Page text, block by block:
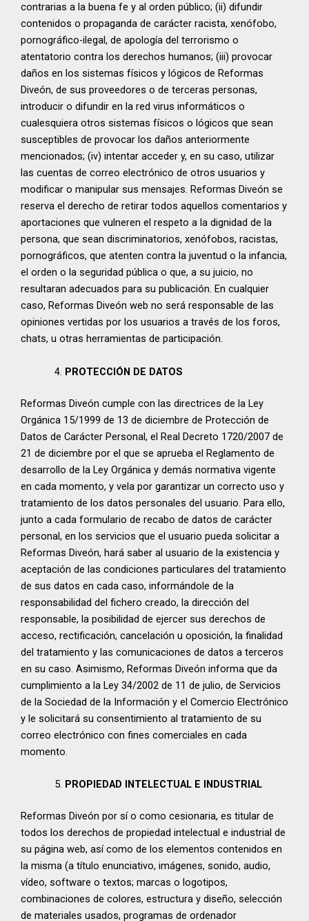
contrarias a la buena fe y al orden público; (ii) difundir
contenidos o propaganda de carácter racista, xenófobo,
pornográfico-ilegal, de apología del terrorismo o
atentatorio contra los derechos humanos; (iii) provocar
daños en los sistemas físicos y lógicos de Reformas
Diveón, de sus proveedores o de terceras personas,
introducir o difundir en la red virus informáticos o
cualesquiera otros sistemas físicos o lógicos que sean
susceptibles de provocar los daños anteriormente
mencionados; (iv) intentar acceder y, en su caso, utilizar
las cuentas de correo electrónico de otros usuarios y
modificar o manipular sus mensajes. Reformas Diveón se
reserva el derecho de retirar todos aquellos comentarios y
aportaciones que vulneren el respeto a la dignidad de la
persona, que sean discriminatorios, xenófobos, racistas,
pornográficos, que atenten contra la juventud o la infancia,
el orden o la seguridad pública o que, a su juicio, no
resultaran adecuados para su publicación. En cualquier
caso, Reformas Diveón web no será responsable de las
opiniones vertidas por los usuarios a través de los foros,
chats, u otras herramientas de participación.
PROTECCIÓN DE DATOS
Reformas Diveón cumple con las directrices de la Ley
Orgánica 15/1999 de 13 de diciembre de Protección de
Datos de Carácter Personal, el Real Decreto 1720/2007 de
21 de diciembre por el que se aprueba el Reglamento de
desarrollo de la Ley Orgánica y demás normativa vigente
en cada momento, y vela por garantizar un correcto uso y
tratamiento de los datos personales del usuario. Para ello,
junto a cada formulario de recabo de datos de carácter
personal, en los servicios que el usuario pueda solicitar a
Reformas Diveón, hará saber al usuario de la existencia y
aceptación de las condiciones particulares del tratamiento
de sus datos en cada caso, informándole de la
responsabilidad del fichero creado, la dirección del
responsable, la posibilidad de ejercer sus derechos de
acceso, rectificación, cancelación u oposición, la finalidad
del tratamiento y las comunicaciones de datos a terceros
en su caso. Asimismo, Reformas Diveón informa que da
cumplimiento a la Ley 34/2002 de 11 de julio, de Servicios
de la Sociedad de la Información y el Comercio Electrónico
y le solicitará su consentimiento al tratamiento de su
correo electrónico con fines comerciales en cada
momento.
PROPIEDAD INTELECTUAL E INDUSTRIAL
Reformas Diveón por sí o como cesionaria, es titular de
todos los derechos de propiedad intelectual e industrial de
su página web, así como de los elementos contenidos en
la misma (a título enunciativo, imágenes, sonido, audio,
vídeo, software o textos; marcas o logotipos,
combinaciones de colores, estructura y diseño, selección
de materiales usados, programas de ordenador